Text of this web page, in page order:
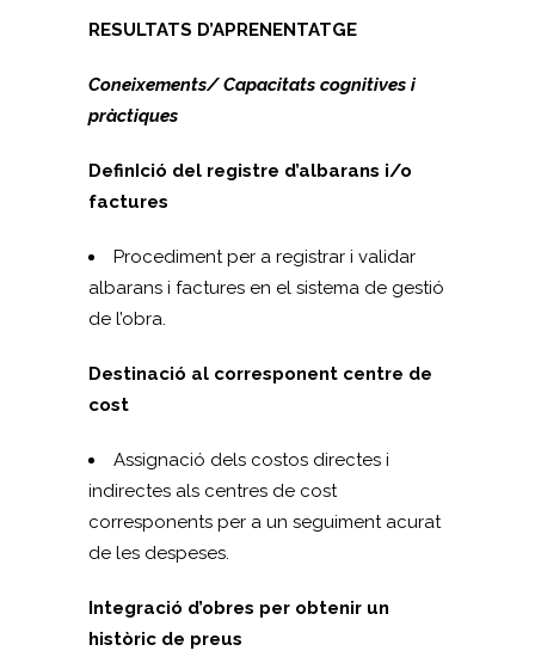
RESULTATS D’APRENENTATGE
Coneixements/ Capacitats cognitives i
pràctiques
DefinIció del registre d’albarans i/o
factures
Procediment per a registrar i validar
albarans i factures en el sistema de gestió
de l’obra.
Destinació al corresponent centre de
cost
Assignació dels costos directes i
indirectes als centres de cost
corresponents per a un seguiment acurat
de les despeses.
Integració d’obres per obtenir un
històric de preus